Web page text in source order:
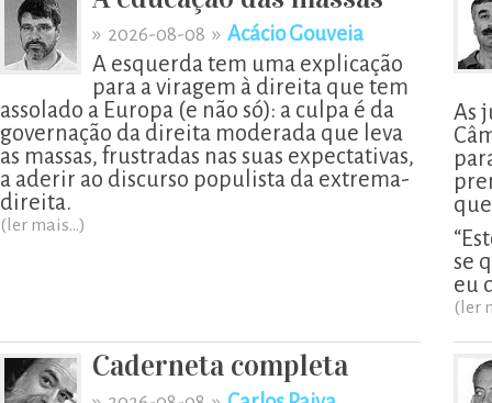
» 2026-08-08 » Acácio Gouveia
A esquerda tem uma explicação
para a viragem à direita que tem
assolado a Europa (e não só): a culpa é da
governação da direita moderada que leva
as massas, frustradas nas suas expectativas,
a aderir ao discurso populista da extrema-
direita.
(ler mais...)
As
se
eu
(ler
Caderneta completa